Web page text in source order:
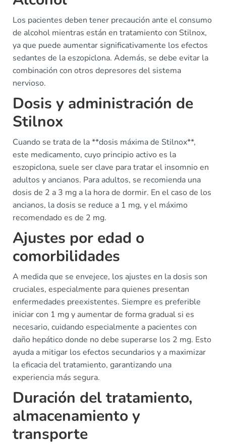
Los pacientes deben tener precaución ante el consumo
de alcohol mientras están en tratamiento con Stilnox,
ya que puede aumentar significativamente los efectos
sedantes de la eszopiclona. Además, se debe evitar la
combinación con otros depresores del sistema
nervioso.
Dosis y administración de
Stilnox
Cuando se trata de la **dosis máxima de Stilnox**,
este medicamento, cuyo principio activo es la
eszopiclona, suele ser clave para tratar el insomnio en
adultos y ancianos. Para adultos, se recomienda una
dosis de 2 a 3 mg a la hora de dormir. En el caso de los
ancianos, la dosis se reduce a 1 mg, y el máximo
recomendado es de 2 mg.
Ajustes por edad o
comorbilidades
A medida que se envejece, los ajustes en la dosis son
cruciales, especialmente para quienes presentan
enfermedades preexistentes. Siempre es preferible
iniciar con 1 mg y aumentar de forma gradual si es
necesario, cuidando especialmente a pacientes con
daño hepático donde no debe superarse los 2 mg. Esto
ayuda a mitigar los efectos secundarios y a maximizar
la eficacia del tratamiento, garantizando una
experiencia más segura.
Duración del tratamiento,
almacenamiento y
transporte